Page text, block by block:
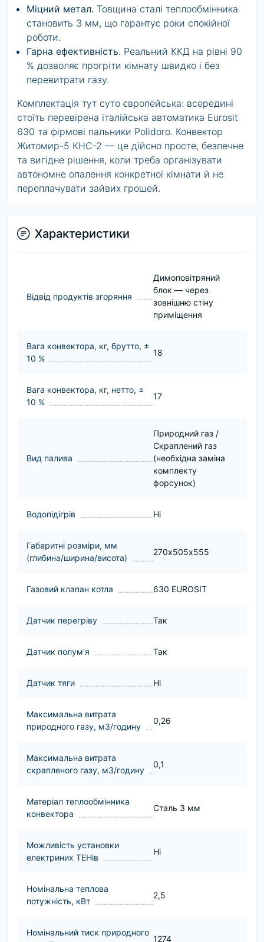
Міцний метал. Товщина сталі теплообмінника
становить 3 мм, що гарантує роки спокійної
роботи.
Гарна ефективність. Реальний ККД на рівні 90
% дозволяє прогріти кімнату швидко і без
перевитрати газу.
Комплектація тут суто європейська: всередині
стоїть перевірена італійська автоматика Eurosit
630 та фірмові пальники Polidoro. Конвектор
Житомир-5 КНС-2 — це дійсно просте, безпечне
та вигідне рішення, коли треба організувати
автономне опалення конкретної кімнати й не
переплачувати зайвих грошей.
Характеристики
Відвід продуктів згоряння
Димоповітряний
блок — через
зовнішню стіну
приміщення
Вага конвектора, кг, брутто, ±
10 %
18
Вага конвектора, кг, нетто, ±
10 %
17
Вид палива
Природний газ /
Скраплений газ
(необхідна заміна
комплекту
форсунок)
Водопідігрів Ні
Габаритні розміри, мм
(глибина/ширина/висота)
270х505х555
Газовий клапан котла 630 EUROSIT
Датчик перегріву Так
Датчик полум'я Так
Датчик тяги Ні
Максимальна витрата
природного газу, м3/годину
0,26
Максимальна витрата
скрапленого газу, м3/годину
0,1
Матеріал теплообмінника
конвектора
Сталь 3 мм
Можливість установки
електриних ТЕНів
Ні
Номінальна теплова
потужність, кВт
2,5
Номінальний тиск природного
1274